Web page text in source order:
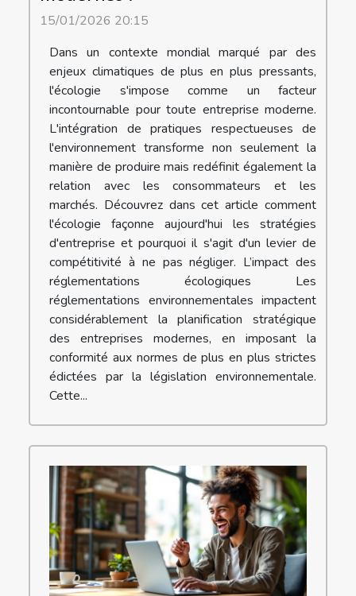
15/01/2026 20:15
Dans un contexte mondial marqué par des
enjeux climatiques de plus en plus pressants,
l'écologie s'impose comme un facteur
incontournable pour toute entreprise moderne.
L'intégration de pratiques respectueuses de
l'environnement transforme non seulement la
manière de produire mais redéfinit également la
relation avec les consommateurs et les
marchés. Découvrez dans cet article comment
l'écologie façonne aujourd'hui les stratégies
d'entreprise et pourquoi il s'agit d'un levier de
compétitivité à ne pas négliger. L’impact des
réglementations écologiques Les
réglementations environnementales impactent
considérablement la planification stratégique
des entreprises modernes, en imposant la
conformité aux normes de plus en plus strictes
édictées par la législation environnementale.
Cette...